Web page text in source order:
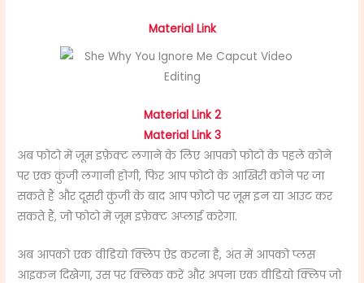
Material Link
Material Link 2
Material Link 3
अब फोटो में ज़ूम इफ़ेक्ट लगाने के लिए आपको फोटो के पहले कोने
पर एक कुंजी लगानी होगी, फिर आप फोटो के आखिरी कोने पर जा
सकते हैं और दूसरी कुंजी के बाद आप फोटो पर ज़ूम इन या आउट कर
सकते हैं, जो फोटो में ज़ूम इफ़ेक्ट अप्लाई करेगा.
अब आपको एक वीडियो क्लिप ऐड करना है, अंत में आपको प्लस
आइकन दिखेगा, उस पर क्लिक करें और अपना एक वीडियो क्लिप जो